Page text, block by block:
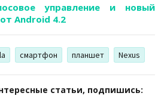
управление и новый
Android 4.2
смартфон планшет Nexus
статьи, подпишись: